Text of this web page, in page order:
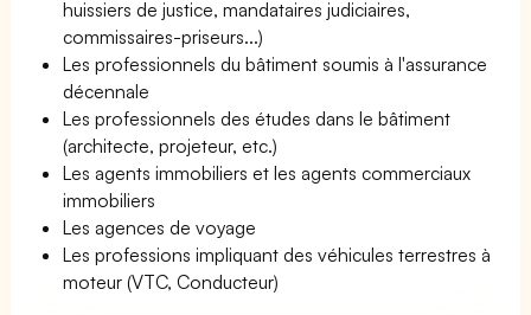
huissiers de justice, mandataires judiciaires,
commissaires-priseurs...)
Les professionnels du bâtiment soumis à l'assurance
décennale
Les professionnels des études dans le bâtiment
(architecte, projeteur, etc.)
Les agents immobiliers et les agents commerciaux
immobiliers
Les agences de voyage
Les professions impliquant des véhicules terrestres à
moteur (VTC, Conducteur)